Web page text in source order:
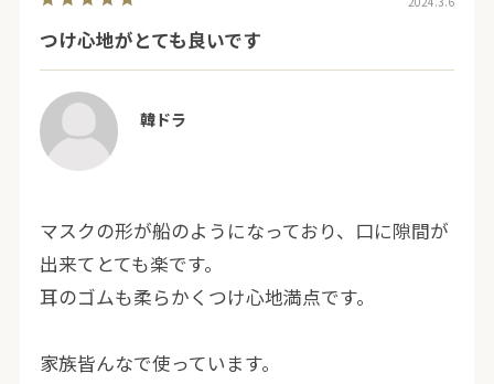
つけ心地がとても良いです
韓ドラ
マスクの形が船のようになっており、口に隙間が
出来てとても楽です。
耳のゴムも柔らかくつけ心地満点です。
家族皆んなで使っています。